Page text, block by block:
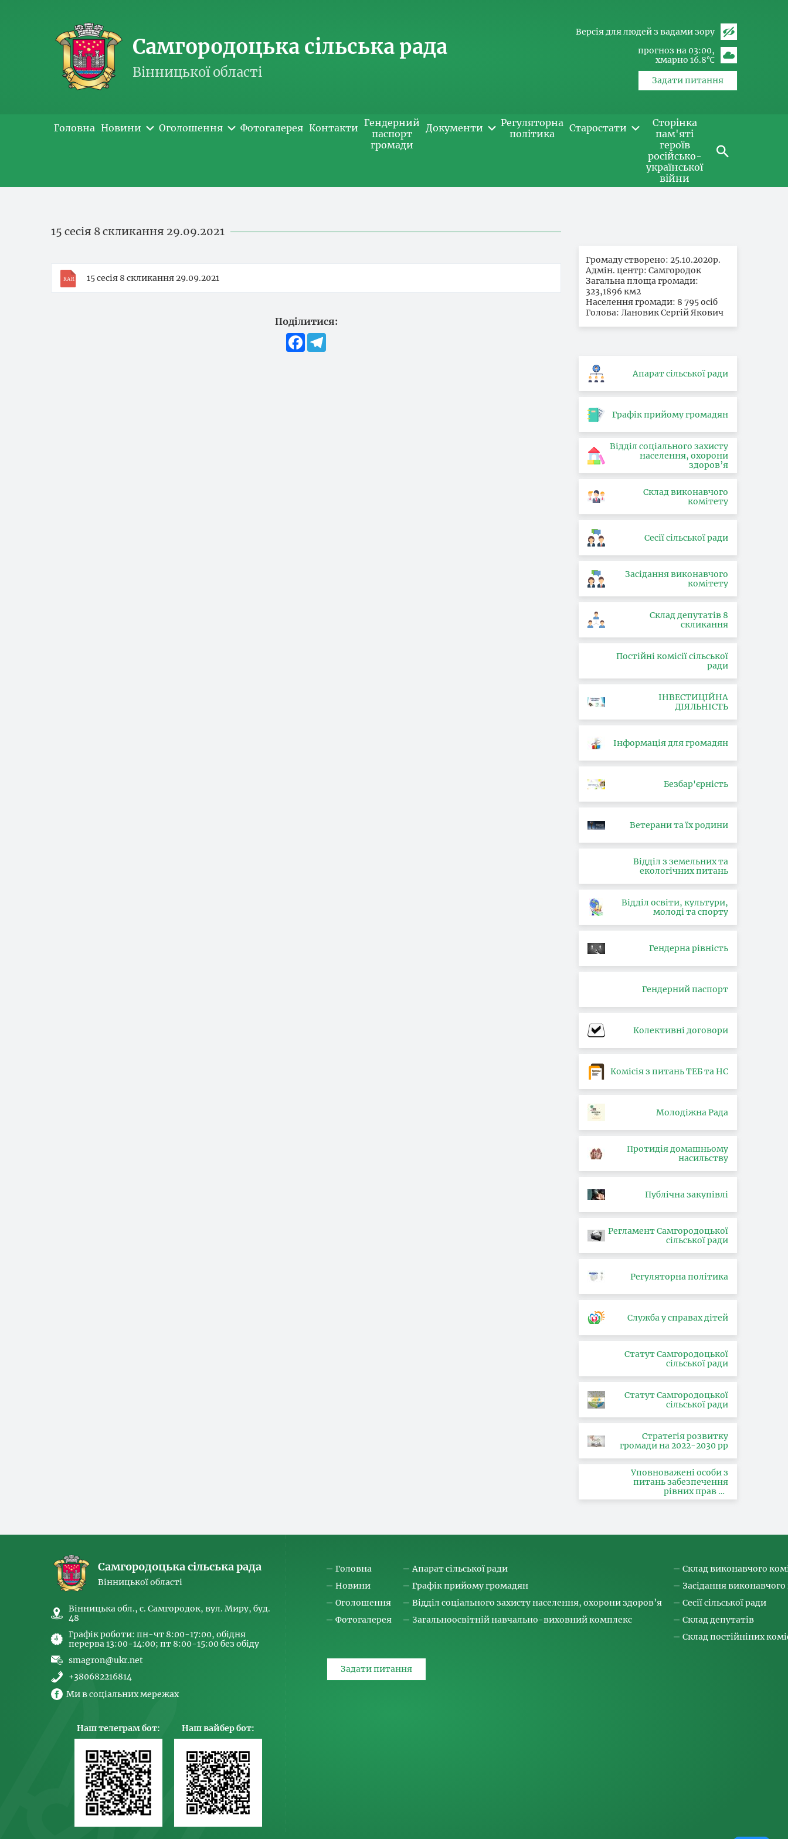
Самгородоцька сільська рада
Вінницької області
Версія для людей з вадами зору
прогноз на 03:00
хмарно 16.8℃
Задати питання
Головна Новини Оголошення Фотогалерея Контакти Гендерний
паспорт
громади
Документи
Регуляторна
політика
Старостати
Сторінка
пам'яті
героїв
російсько-
української
війни
15 сесія 8 скликання 29.09.2021
15 сесія 8 скликання 29.09.2021
Поділитися:
Facebook
Громаду створено: 25.10.2020р.
Адмін. центр: Самгородок
Загальна площа громади:
323,1896 км2
Населення громади: 8 795 осіб
Голова: Лановик Сергій Якович
Апарат сільської ради
Графік прийому громадян
Відділ соціального захисту
населення, охорони
здоров’я
Склад виконавчого
комітету
Сесії сільської ради
Засідання виконавчого
комітету
Склад депутатів 8
скликання
Постійні комісії сільської
ради
ІНВЕСТИЦІЙНА
ДІЯЛЬНІСТЬ
Інформація для громадян
Безбар'єрність
Ветерани та їх родини
Відділ з земельних та
екологічних питань
Відділ освіти, культури,
молоді та спорту
Гендерна рівність
Гендерний паспорт
Колективні договори
Комісія з питань ТЕБ та НС
Молодіжна Рада
Протидія домашньому
насильству
Публічна закупівлі
Регламент Самгородоцької
сільської ради
Регуляторна політика
Служба у справах дітей
Статут Самгородоцької
сільської ради
Статут Самгородоцької
сільської ради
Стратегія розвитку
громади на 2022-2030 рр
Уповноважені особи з
питань забезпечення
рівних прав та
можливостей жінок і
здійснення заходів,
людьми та координатора
Самгородоцька сільська рада
Вінницької області
Вінницька обл., с. Самгородок, вул. Миру, буд.
48
Графік роботи: пн-чт 8:00-17:00, обідня
перерва 13:00-14:00; пт 8:00-15:00 без обіду
smagron@ukr.net
+380682216814
Ми в соціальних мережах
Наш телеграм бот: Наш вайбер бот:
Головна
Новини
Оголошення
Фотогалерея
Апарат сільської ради
Графік прийому громадян
Відділ соціального захисту населення, охорони здоров’я
Загальноосвітній навчально-виховний комплекс
Склад виконавчого
Засідання
Сесії сільської ради
Склад депутатів
Склад постійніних
Задати питання